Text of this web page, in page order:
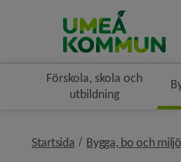
Förskola, skola och
utbildning
Startsida Bygga, bo och miljö